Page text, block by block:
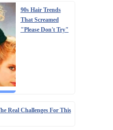
90s Hair Trends
That Screamed
"Please Don't Try"
Real Challenges For This